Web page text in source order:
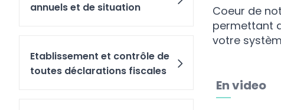
annuels et de situation
Etablissement et contrôle de
toutes déclarations fiscales
Coeur de
permettant
votre
En video